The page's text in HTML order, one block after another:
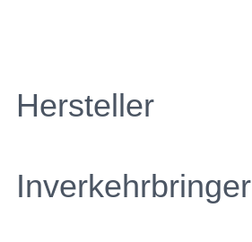
Hersteller
Inverkehrbringer